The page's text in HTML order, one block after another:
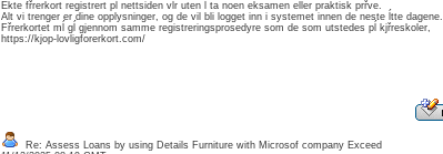
Ekte fřrerkort registrert pĺ nettsiden vĺr uten ĺ ta noen eksamen eller praktisk prřve.
Alt vi trenger er dine opplysninger, og de vil bli logget inn i systemet innen de neste ĺtte dagene.
Fřrerkortet mĺ gĺ gjennom samme registreringsprosedyre som de som utstedes pĺ kjřreskoler,
https://kjop-lovligforerkort.com/
Re: Assess Loans by using Details Furniture with Microsof company Exceed